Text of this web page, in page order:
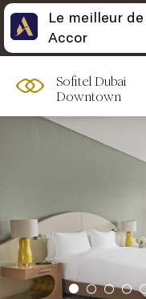
Sofitel Dubai
Downtown
Le meilleur
Accor